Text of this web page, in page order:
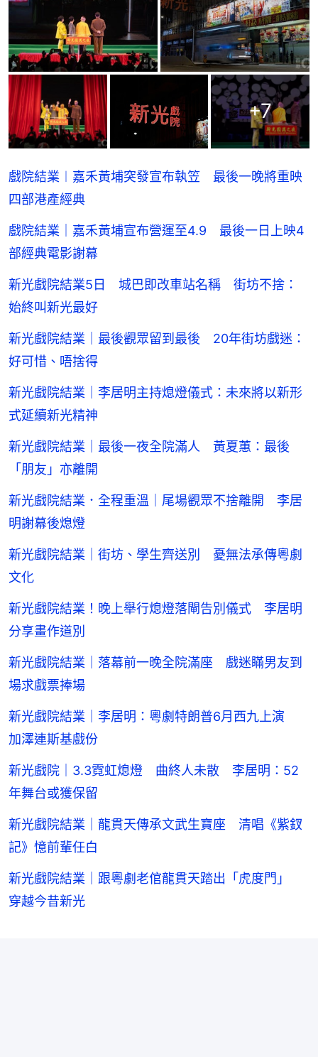
+7
戲院結業︱嘉禾黃埔突發宣布執笠 最後一晚將重映
四部港產經典
戲院結業｜嘉禾黃埔宣布營運至4.9 最後一日上映4
部經典電影謝幕
新光戲院結業5日 城巴即改車站名稱 街坊不捨：
始終叫新光最好
新光戲院結業｜最後觀眾留到最後 20年街坊戲迷：
好可惜、唔捨得
新光戲院結業｜李居明主持熄燈儀式：未來將以新形
式延續新光精神
新光戲院結業｜最後一夜全院滿人 黃夏蕙：最後
「朋友」亦離開
新光戲院結業．全程重溫｜尾場觀眾不捨離開 李居
明謝幕後熄燈
新光戲院結業｜街坊、學生齊送別 憂無法承傳粵劇
文化
新光戲院結業！晚上舉行熄燈落閘告別儀式 李居明
分享畫作道別
新光戲院結業｜落幕前一晚全院滿座 戲迷瞞男友到
場求戲票捧場
新光戲院結業｜李居明：粵劇特朗普6月西九上演
加澤連斯基戲份
新光戲院｜3.3霓虹熄燈 曲終人未散 李居明：52
年舞台或獲保留
新光戲院結業｜龍貫天傳承文武生寶座 清唱《紫釵
記》憶前輩任白
新光戲院結業｜跟粵劇老倌龍貫天踏出「虎度門」
穿越今昔新光